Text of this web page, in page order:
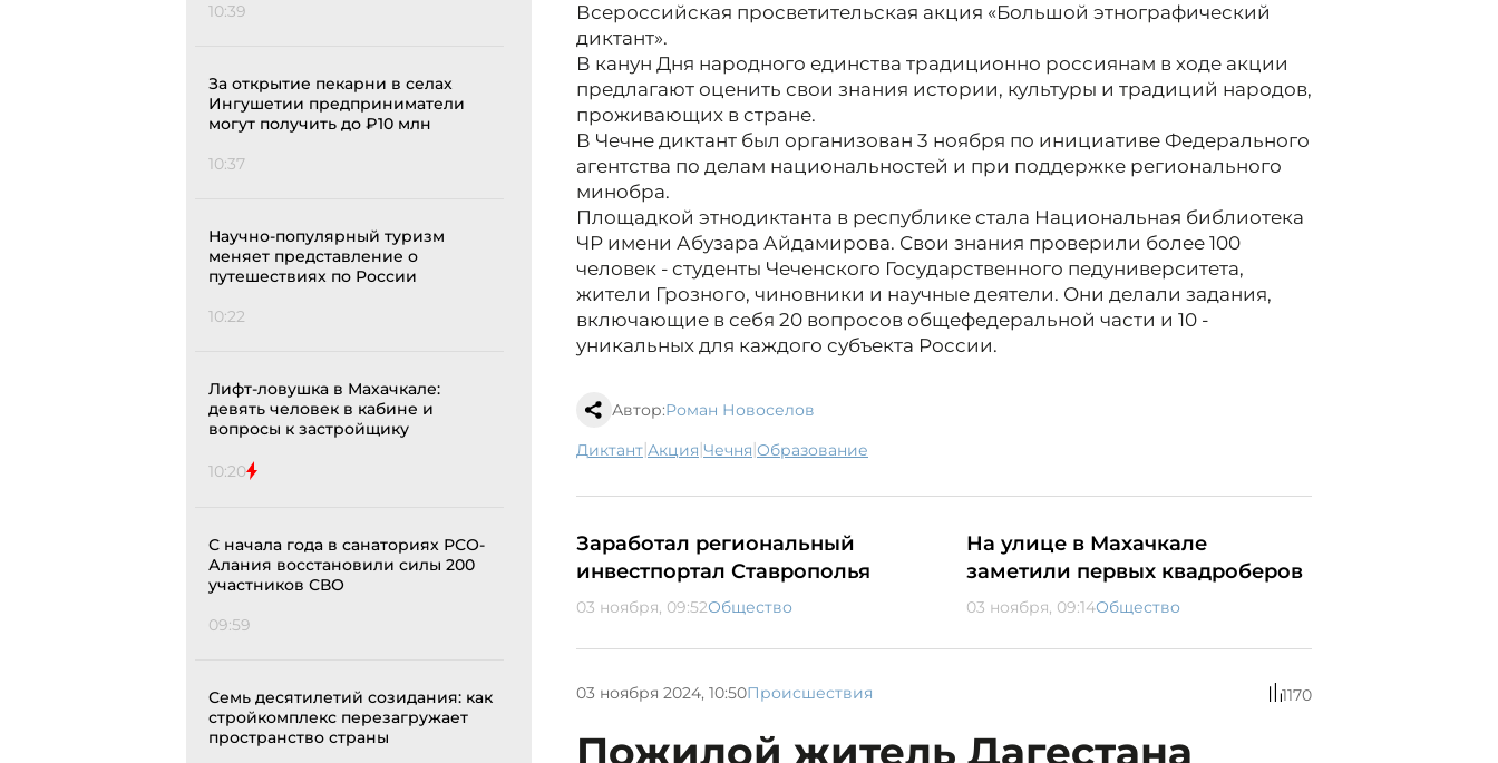
10:39
За открытие пекарни в селах
Ингушетии предприниматели
могут получить до ₽10 млн
10:37
Научно-популярный туризм
меняет представление о
путешествиях по России
10:22
Лифт-ловушка в Махачкале:
девять человек в кабине и
вопросы к застройщику
10:20
С начала года в санаториях РСО-
Алания восстановили силы 200
участников СВО
09:59
Семь десятилетий созидания: как
стройкомплекс перезагружает
пространство страны
Всероссийская просветительская акция «Большой этнографический
диктант».
В канун Дня народного единства традиционно россиянам в ходе акции
предлагают оценить свои знания истории, культуры и традиций народов,
проживающих в стране.
В Чечне диктант был организован 3 ноября по инициативе Федерального
агентства по делам национальностей и при поддержке регионального
минобра.
Площадкой этнодиктанта в республике стала Национальная библиотека
ЧР имени Абузара Айдамирова. Свои знания проверили более 100
человек - студенты Чеченского Государственного педуниверситета,
жители Грозного, чиновники и научные деятели. Они делали задания,
включающие в себя 20 вопросов общефедеральной части и 10 -
уникальных для каждого субъекта России.
Автор:Роман Новоселов
диктант| акция| Чечня| образование
Заработал региональный
инвестпортал Ставрополья
03 ноября, 09:52Общество
На улице в Махачкале
заметили первых квадроберов
03 ноября, 09:14Общество
03 ноября 2024, 10:50Происшествия 1170
Пожилой житель Дагестана